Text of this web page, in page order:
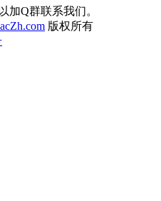
加Q群联系我们。
版权所有